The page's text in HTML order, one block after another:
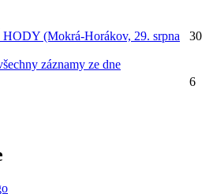
(Mokrá-Horákov, 29. srpna
záznamy ze dne
30
6